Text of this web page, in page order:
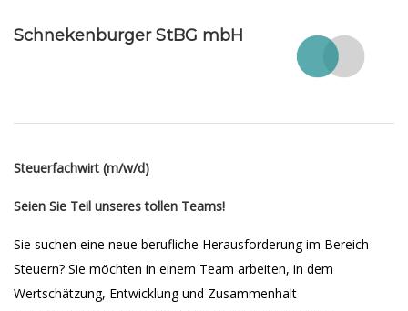
Schnekenburger StBG mbH
Steuerfachwirt (m/w/d)
Seien Sie Teil unseres tollen Teams!
Sie suchen eine neue berufliche Herausforderung im Bereich
Steuern? Sie möchten in einem Team arbeiten, in dem
Wertschätzung, Entwicklung und Zusammenhalt